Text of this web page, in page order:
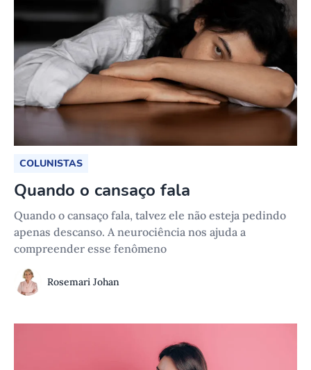
COLUNISTAS
Quando o cansaço fala
Quando o cansaço fala, talvez ele não esteja pedindo
apenas descanso. A neurociência nos ajuda a
compreender esse fenômeno
Rosemari Johan